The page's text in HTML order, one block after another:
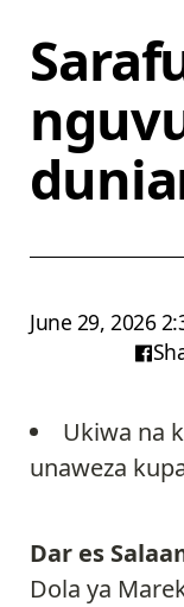
June 29, 2026
Ukiwa na
unaweza
Dar es
Dola ya